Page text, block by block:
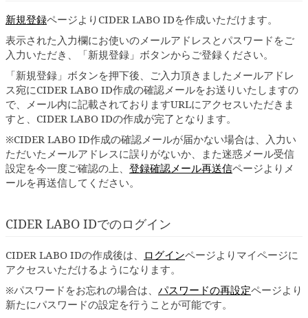
新規登録ページよりCIDER LABO IDを作成いただけます。
表示された入力欄にお使いのメールアドレスとパスワードをご
入力いただき、「新規登録」ボタンからご登録ください。
「新規登録」ボタンを押下後、ご入力頂きましたメールアドレ
ス宛にCIDER LABO ID作成の確認メールをお送りいたしますの
で、メール内に記載されておりますURLにアクセスいただきま
すと、CIDER LABO IDの作成が完了となります。
※CIDER LABO ID作成の確認メールが届かない場合は、入力い
ただいたメールアドレスに誤りがないか、また迷惑メール受信
設定を今一度ご確認の上、 登録確認メール再送信ページよりメ
ールを再送信してください。
CIDER LABO IDでのログイン
CIDER LABO IDの作成後は、 ログインページよりマイページに
アクセスいただけるようになります。
※パスワードをお忘れの場合は、 パスワードの再設定ページより
新たにパスワードの設定を行うことが可能です。